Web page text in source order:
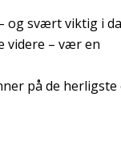
og svært viktig i
videre – vær en
på de herligste